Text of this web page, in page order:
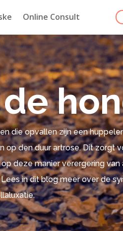
Online Consult
die opvallen zijn een
op den duur artrose. Dit zorgt
deze manier verergering van
in dit blog meer over de